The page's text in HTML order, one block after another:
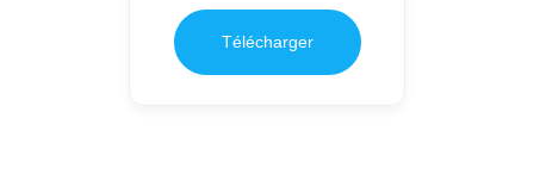
Télécharger